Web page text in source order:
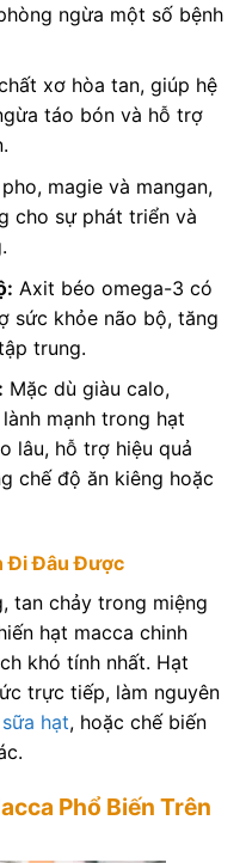
ngừa một số bệnh
xơ hòa tan, giúp hệ
táo bón và hỗ trợ
magie và mangan,
cho sự phát triển và
Axit béo omega-3 có
sức khỏe não bộ, tăng
trung.
Mặc dù giàu calo,
mạnh trong hạt
lâu, hỗ trợ hiệu quả
chế độ ăn kiêng hoặc
Đi Đâu Được
tan chảy trong miệng
hạt macca chinh
khó tính nhất. Hạt
trực tiếp, làm nguyên
sữa hạt, hoặc chế biến
Phổ Biến Trên